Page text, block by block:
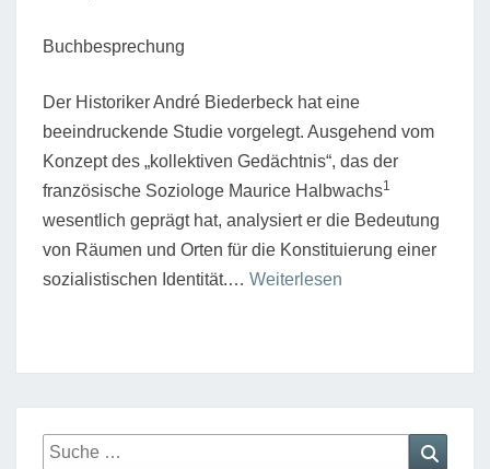
Buchbesprechung
Der Historiker André Biederbeck hat eine
beeindruckende Studie vorgelegt. Ausgehend vom
Konzept des „kollektiven Gedächtnis“, das der
französische Soziologe Maurice Halbwachs1
wesentlich geprägt hat, analysiert er die Bedeutung
von Räumen und Orten für die Konstituierung einer
sozialistischen Identität.… Weiterlesen
Suche